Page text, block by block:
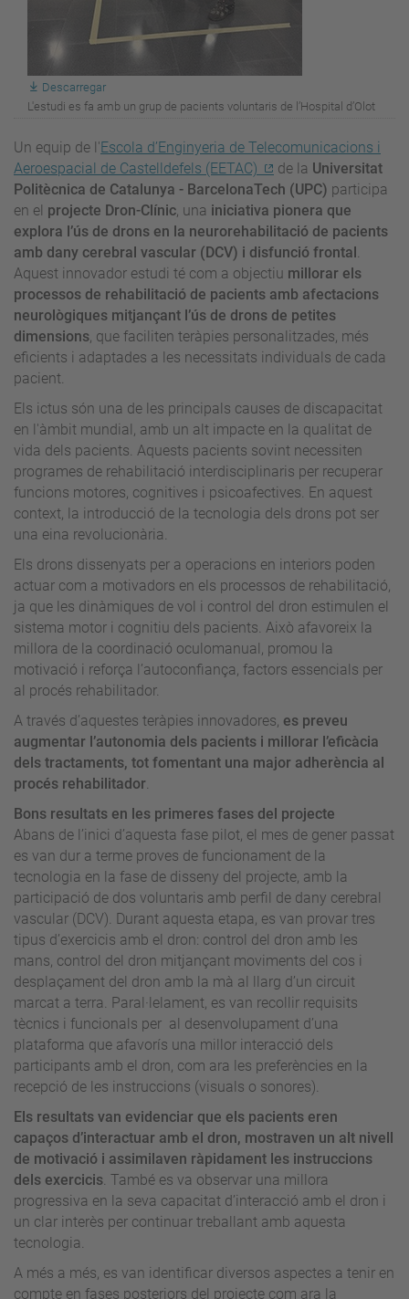
Descarregar
L'estudi es fa amb un grup de pacients voluntaris de l’Hospital d’Olot
Un equip de l'Escola d’Enginyeria de Telecomunicacions i
Aeroespacial de Castelldefels (EETAC)
de la Universitat
Politècnica de Catalunya - BarcelonaTech (UPC) participa
en el projecte Dron-Clínic, una iniciativa pionera que
explora l’ús de drons en la neurorehabilitació de pacients
amb dany cerebral vascular (DCV) i disfunció frontal .
Aquest innovador estudi té com a objectiu millorar els
processos de rehabilitació de pacients amb afectacions
neurològiques mitjançant l’ús de drons de petites
dimensions, que faciliten teràpies personalitzades, més
eficients i adaptades a les necessitats individuals de cada
pacient.
Els ictus són una de les principals causes de discapacitat
en l'àmbit mundial, amb un alt impacte en la qualitat de
vida dels pacients. Aquests pacients sovint necessiten
programes de rehabilitació interdisciplinaris per recuperar
funcions motores, cognitives i psicoafectives. En aquest
context, la introducció de la tecnologia dels drons pot ser
una eina revolucionària.
Els drons dissenyats per a operacions en interiors poden
actuar com a motivadors en els processos de rehabilitació,
ja que les dinàmiques de vol i control del dron estimulen el
sistema motor i cognitiu dels pacients. Això afavoreix la
millora de la coordinació oculomanual, promou la
motivació i reforça l’autoconfiança, factors essencials per
al procés rehabilitador.
A través d’aquestes teràpies innovadores, es preveu
augmentar l’autonomia dels pacients i millorar l’eficàcia
dels tractaments, tot fomentant una major adherència al
procés rehabilitador.
Bons resultats en les primeres fases del projecte
Abans de l’inici d’aquesta fase pilot, el mes de gener passat
es van dur a terme proves de funcionament de la
tecnologia en la fase de disseny del projecte, amb la
participació de dos voluntaris amb perfil de dany cerebral
vascular (DCV). Durant aquesta etapa, es van provar tres
tipus d’exercicis amb el dron: control del dron amb les
mans, control del dron mitjançant moviments del cos i
desplaçament del dron amb la mà al llarg d’un circuit
marcat a terra. Paral·lelament, es van recollir requisits
tècnics i funcionals per al desenvolupament d’una
plataforma que afavorís una millor interacció dels
participants amb el dron, com ara les preferències en la
recepció de les instruccions (visuals o sonores).
Els resultats van evidenciar que els pacients eren
capaços d’interactuar amb el dron, mostraven un alt nivell
de motivació i assimilaven ràpidament les instruccions
dels exercicis. També es va observar una millora
progressiva en la seva capacitat d’interacció amb el dron i
un clar interès per continuar treballant amb aquesta
tecnologia.
A més a més, es van identificar diversos aspectes a tenir en
compte en fases posteriors del projecte com ara la